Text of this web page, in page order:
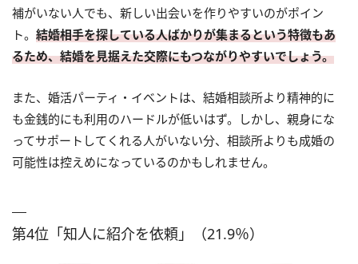
補がいない人でも、新しい出会いを作りやすいのがポイン
ト。 結婚相手を探している人ばかりが集まるという特徴もあ
るため、結婚を見据えた交際にもつながりやすいでしょう。
また、婚活パーティ・イベントは、結婚相談所より精神的に
も金銭的にも利用のハードルが低いはず。しかし、親身にな
ってサポートしてくれる人がいない分、相談所よりも成婚の
可能性は控えめになっているのかもしれません。
第4位「知人に紹介を依頼」（21.9％）